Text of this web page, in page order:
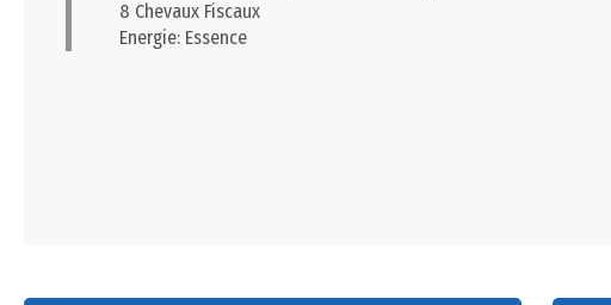
8 Chevaux Fiscaux
Energie: Essence